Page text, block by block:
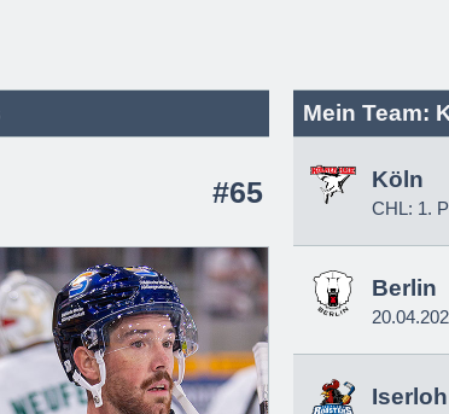
#65
Mein Team:
Köln
CHL: 1.
Berlin